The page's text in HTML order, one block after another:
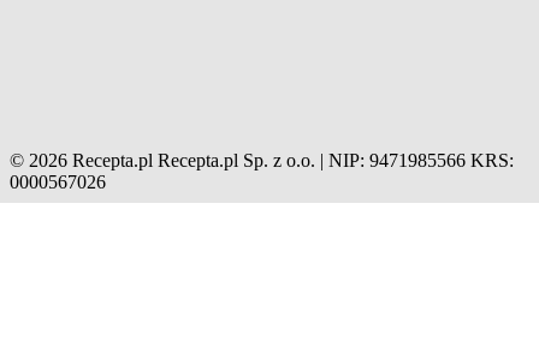
© 2026 Recepta.pl Recepta.pl Sp. z o.o. | NIP: 9471985566 KRS:
0000567026